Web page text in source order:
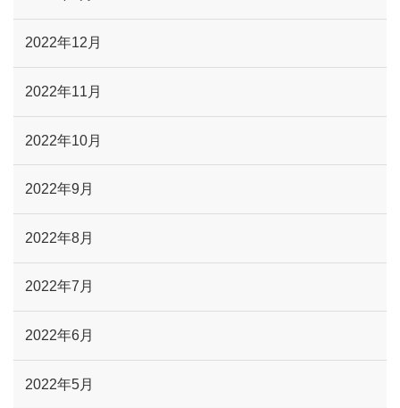
2022年12月
2022年11月
2022年10月
2022年9月
2022年8月
2022年7月
2022年6月
2022年5月